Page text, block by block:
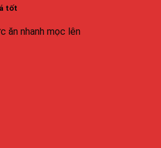
tốt
ăn nhanh mọc lên